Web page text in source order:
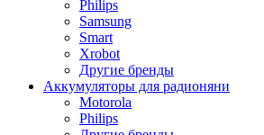
Philips
Samsung
Smart
Xrobot
Другие бренды
Аккумуляторы для радионяни
Motorola
Philips